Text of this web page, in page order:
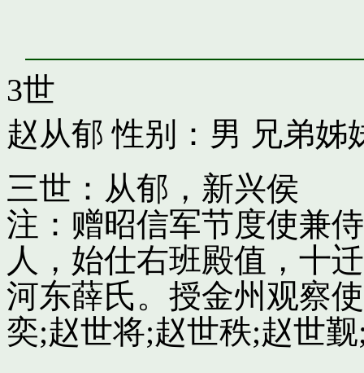
3世
赵从郁 性别：男 兄弟姊
三世：从郁，新兴侯
注：赠昭信军节度使兼
人，始仕右班殿值，十
河东薛氏。授金州观察
奕;赵世将;赵世秩;赵世